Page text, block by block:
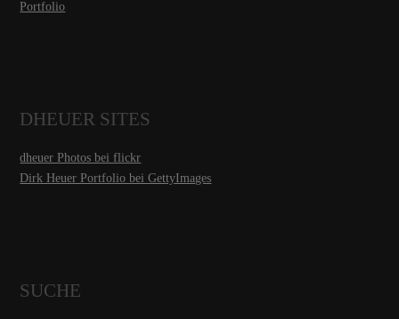
Portfolio
DHEUER SITES
dheuer Photos bei flickr
Dirk Heuer Portfolio bei GettyImages
SUCHE